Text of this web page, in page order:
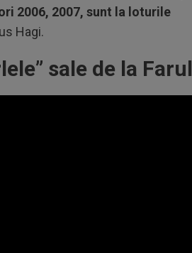
2006, 2007, sunt la loturile
Hagi.
sale de la Farul